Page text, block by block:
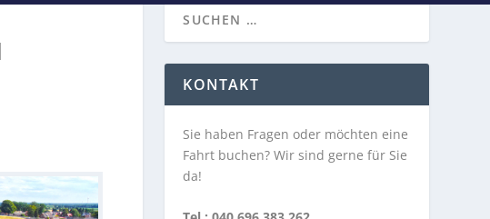
KONTAKT
Sie haben Fragen oder möchten eine
Fahrt buchen? Wir sind gerne für Sie
da!